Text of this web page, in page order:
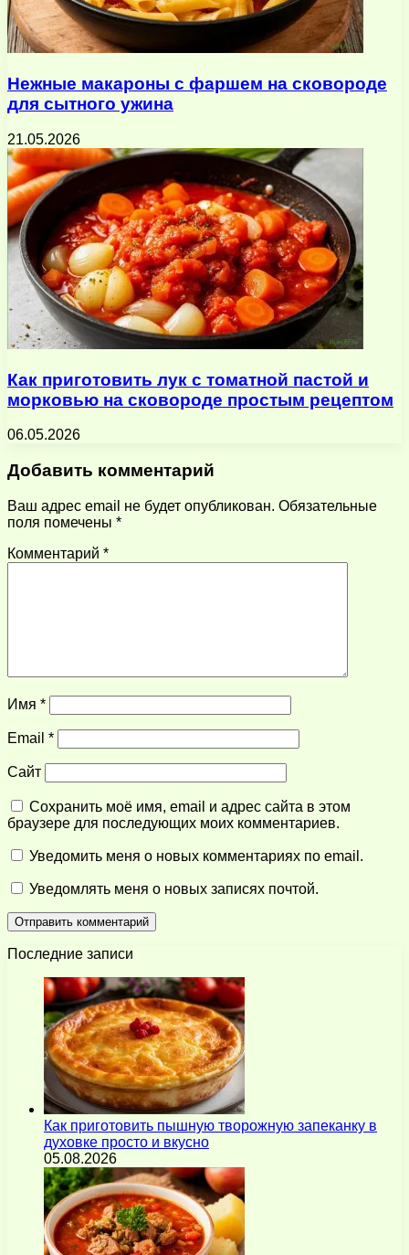
Нежные макароны с фаршем на сковороде
для сытного ужина
21.05.2026
Как приготовить лук с томатной пастой и
морковью на сковороде простым рецептом
06.05.2026
Добавить комментарий
Ваш адрес email не будет опубликован. Обязательные
поля помечены *
Комментарий *
Имя *
Email *
Сайт
Сохранить моё имя, email и адрес сайта в этом
браузере для последующих моих комментариев.
Уведомить меня о новых комментариях по email.
Уведомлять меня о новых записях почтой.
Последние записи
Как приготовить пышную творожную запеканку в
духовке просто и вкусно
05.08.2026